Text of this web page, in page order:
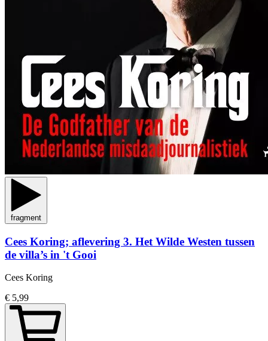
fragment
Cees Koring; aflevering 3. Het Wilde Westen tussen
de villa’s in 't Gooi
Cees Koring
€ 5,99